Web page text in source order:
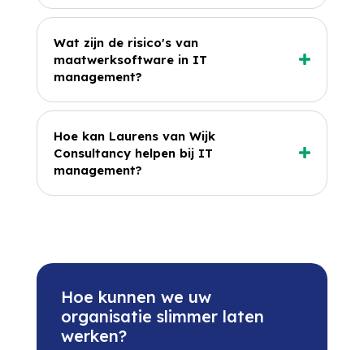
Wat zijn de risico's van
maatwerksoftware in IT
management?
Hoe kan Laurens van Wijk
Consultancy helpen bij IT
management?
Hoe kunnen we uw
organisatie slimmer laten
werken?